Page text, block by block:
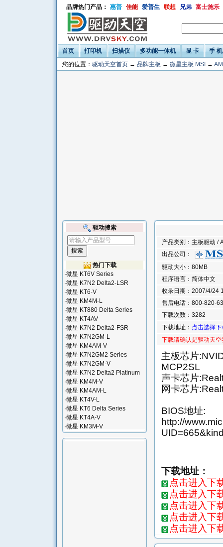
品牌热门产品： 惠普 佳能 爱普生 联想 兄弟 富士施乐
首页 打印机 扫描仪 多功能一体机 显 卡
手 机
您的位置： 驱动天空首页 → 品牌主板 → 微星主板 MSI →
产品类别：主板驱动 /
出品公司：
驱动大小：80MB
程序语言：简体中文
收录日期：2007/4/24
售后电话：800-820-
下载次数：3282
下载地址： 点击选择
下载请确认是驱动天
主板芯片
MCP2SL
声卡芯片
网卡芯片
BIOS地址:
http://
下载地址：
点击进入下
点击进入下
点击进入下
点击进入下
点击进入下
驱动搜索
热门下载
·微星 KT6V Series
·微星 K7N2 Delta2-LSR
·微星 KT6-V
·微星 KM4M-L
·微星 KT880 Delta Series
·微星 KT4AV
·微星 K7N2 Delta2-FSR
·微星 K7N2GM-L
·微星 KM4AM-V
·微星 K7N2GM2 Series
·微星 K7N2GM-V
·微星 K7N2 Delta2 Platinum
·微星 KM4M-V
·微星 KM4AM-L
·微星 KT4V-L
·微星 KT6 Delta Series
·微星 KT4A-V
·微星 KM3M-V